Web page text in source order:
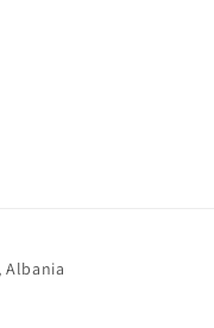
Albania